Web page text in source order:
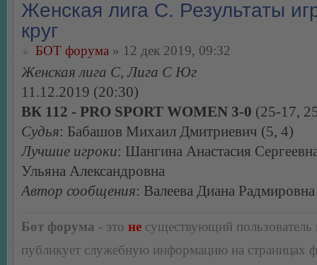
Женская лига С. Результаты
круг
БОТ форума » 12 дек 2019, 09:32
Женская лига С, Лига С Юг
11.12.2019 (20:30)
ВК 112 - PRO SPORT WOMEN 3-0 (25-17,
Судья: Бабашов Михаил Дмитриевич (5, 4)
Лучшие игроки: Шангина Анастасия
Ульяна Александровна
Автор сообщения: Валеева Диана Радмировна
Бот форума - это не существующий пользователь
публикует служебную информацию на страницах